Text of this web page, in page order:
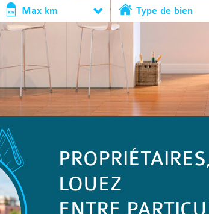
Max km Type de bien
PROPRIÉTAIRES,
LOUEZ